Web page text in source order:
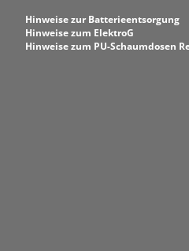
Hinweise zur Batterieentsorgung
Hinweise zum ElektroG
Hinweise zum PU-Schaumdosen